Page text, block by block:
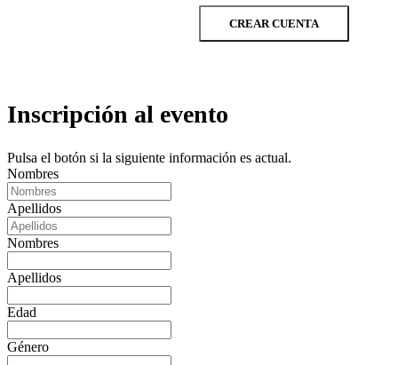
CREAR CUENTA
Inscripción al evento
Pulsa el botón si la siguiente información es actual.
Nombres
Apellidos
Nombres
Apellidos
Edad
Género